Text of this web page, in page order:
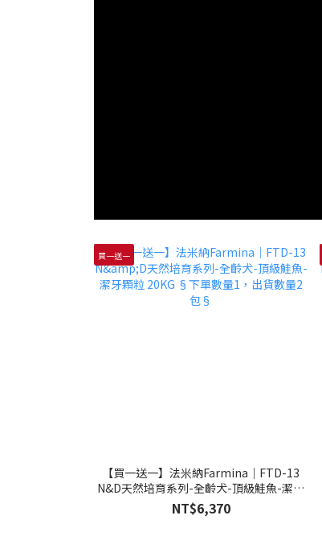
買一送一
【買一送一】法米納Farmina｜FTD-13
N&D天然培育系列-全齡犬-頂級鮭魚-潔牙
顆粒 20KG §下單數量1，出貨數量2包§
NT$6,370